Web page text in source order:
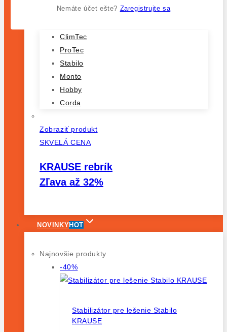
Môj Účet
ClimTec
ProTec
Stabilo
Monto
Hobby
Corda
Zobraziť produkt
SKVELÁ CENA
KRAUSE rebrík
Zľava až 32%
NOVINKYHOT
Najnovšie produkty
-40%Výrobok
na
Stabilizátor pre lešenie Stabilo
KRAUSE
Nemáte účet ešte? Zaregistrujte sa